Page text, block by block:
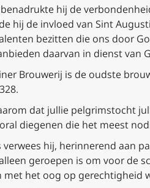
hij de
hij de invloed van Sint
bezitten die ons door
daarvan in dienst van
Brouwerij is de oudste
dat jullie pelgrimstocht
diegenen die het meest
hij, herinnerend aan
geroepen is om voor de
met het oog op gerechtigheid